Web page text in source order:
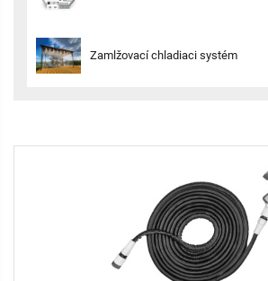
Zamlžovací chladiaci systém